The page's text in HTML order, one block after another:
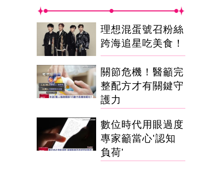
理想混蛋號召粉絲
跨海追星吃美食！
關節危機！醫籲完
整配方才有關鍵守
護力
數位時代用眼過度
專家籲當心'認知
負荷'